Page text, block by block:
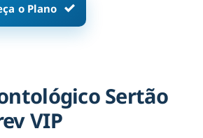
o Plano
Sertão
VIP